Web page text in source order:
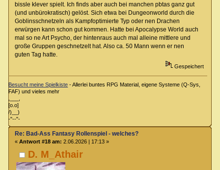
bissle klever spielt. Ich finds aber auch bei manchen pbtas ganz gut
(und unbürokratisch) gelöst. Sich etwa bei Dungeonworld durch die
Goblinsschnetzeln als Kampfoptimierte Typ oder nen Drachen
erwürgen kann schon gut kommen. Hatte bei Apocalypse World auch
mal so ne Art Psycho, der hintenraus auch mal alleine mittlere und
große Gruppen geschnetzelt hat. Also ca. 50 Mann wenn er nen
guten Tag hatte.
Gespeichert
Besucht meine Spielkiste - Allerlei buntes RPG Material, eigene Systeme (Q-Sys,
FAF) und vieles mehr
,___,
[o.o]
/)__)
-"--"-
D. M_Athair
Re: Bad-Ass Fantasy Rollenspiel - welches?
« Antwort #18 am: 2.06.2026 | 17:13 »